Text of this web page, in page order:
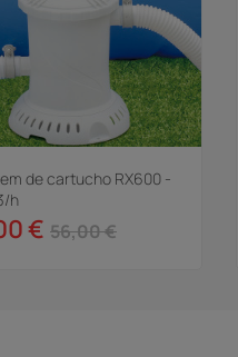
de cartucho RX600 -
h
€ 56,00 €